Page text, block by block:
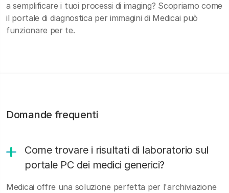
a semplificare i tuoi processi di imaging? Scopriamo come
il portale di diagnostica per immagini di Medicai può
funzionare per te.
Domande frequenti
Come trovare i risultati di laboratorio sul
portale PC dei medici generici?
Medicai offre una soluzione perfetta per l'archiviazione